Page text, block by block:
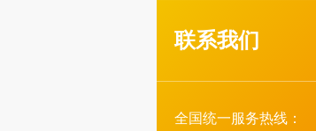
联系我们
全国统一服务热线：